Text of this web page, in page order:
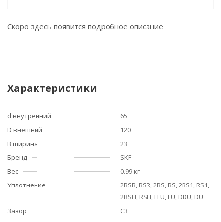
Скоро здесь появится подробное описание
Характеристики
d внутренний
65
D внешний
120
B ширина
23
Бренд
SKF
Вес
0.99 кг
Уплотнение
2RSR, RSR, 2RS, RS, 2RS1, RS1,
2RSH, RSH, LLU, LU, DDU, DU
Зазор
C3